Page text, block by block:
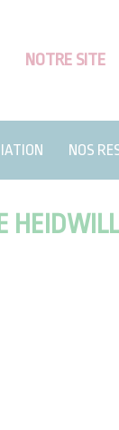
NOTRE SITE
NOS